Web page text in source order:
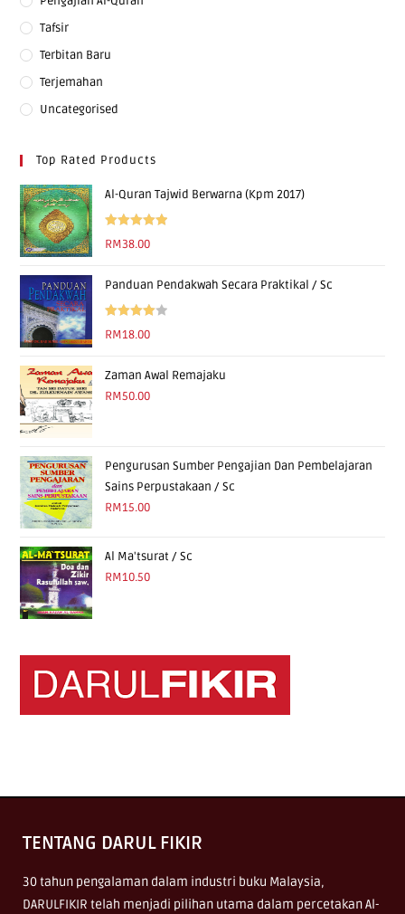
Tafsir
Terbitan Baru
Terjemahan
Uncategorised
Top Rated Products
Al-Quran Tajwid Berwarna (Kpm 2017)
Rated 5.00
RM38.00
Panduan Pendakwah Secara Praktikal / Sc
Rated
RM18.00
Zaman Awal Remajaku
RM50.00
Pengurusan Sumber Pengajian Dan Pembelajaran
Sains Perpustakaan / Sc
RM15.00
Al Ma'tsurat / Sc
RM10.50
TENTANG DARUL FIKIR
30 tahun pengalaman dalam industri buku Malaysia,
DARULFIKIR telah menjadi pilihan utama dalam percetakan Al-